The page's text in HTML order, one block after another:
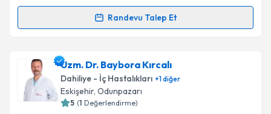
Metni'ni okudum ve kişisel verilerimin belirtilen
kapsamda işlenmesini kabul ediyorum.
Randevu Talep Et
Randevu Takvimi Talebi
Uzm. Dr. Abdulkadir Sağdıçiçin randevu takvimi
talebi oluşturun. Size bu uzmandan randevu almanız
için bir takvim hazırlandığında e-posta ile
bilgilendireceğiz.
Uzm. Dr. Baybora Kırcalı
Dahiliye - İç Hastalıkları +1diğer
Eskişehir, Odunpazarı
5 (1 Değerlendirme)